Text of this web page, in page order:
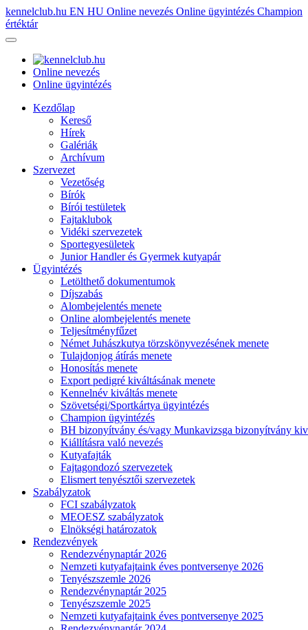
kennelclub.hu EN HU Online nevezés Online ügyintézés Champion
értéktár
Online nevezés
Online ügyintézés
Kezdőlap
Kereső
Hírek
Galériák
Archívum
Szervezet
Vezetőség
Bírók
Bírói testületek
Fajtaklubok
Vidéki szervezetek
Sportegyesületek
Junior Handler és Gyermek kutyapár
Ügyintézés
Letölthető dokumentumok
Díjszabás
Alombejelentés menete
Online alombejelentés menete
Teljesítményfűzet
Német Juhászkutya törzskönyvezésének menete
Tulajdonjog átírás menete
Honosítás menete
Export pedigré kiváltásának menete
Kennelnév kiváltás menete
Szövetségi/Sportkártya ügyintézés
Champion ügyintézés
BH bizonyítvány és/vagy Munkavizsga bizonyítvány
Kiállításra való nevezés
Kutyafajták
Fajtagondozó szervezetek
Elismert tenyésztői szervezetek
Szabályzatok
FCI szabályzatok
MEOESZ szabályzatok
Elnökségi határozatok
Rendezvények
Rendezvénynaptár 2026
Nemzeti kutyafajtaink éves pontversenye 2026
Tenyészszemle 2026
Rendezvénynaptár 2025
Tenyészszemle 2025
Nemzeti kutyafajtaink éves pontversenye 2025